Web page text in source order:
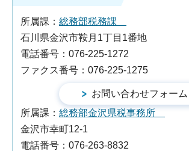
所属課： 総務部税務課
石川県金沢市鞍月1丁目1番地
電話番号：076-225-1272
ファクス番号：076-225-1275
所属課： 総務部金沢県税事務所
金沢市幸町12-1
電話番号：076-263-8832